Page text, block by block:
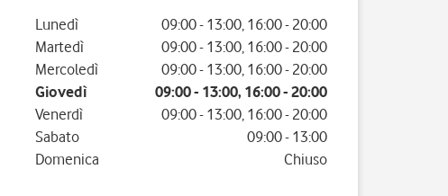
Giorno della settimanaOrario
Lunedì 09:00- 13:00, 16:00- 20:00
Martedì
09:00- 13:00, 16:00- 20:00
Mercoledì
09:00- 13:00, 16:00- 20:00
Giovedì
09:00- 13:00, 16:00- 20:00
Venerdì
09:00- 13:00, 16:00- 20:00
Sabato
09:00- 13:00
Domenica
Chiuso